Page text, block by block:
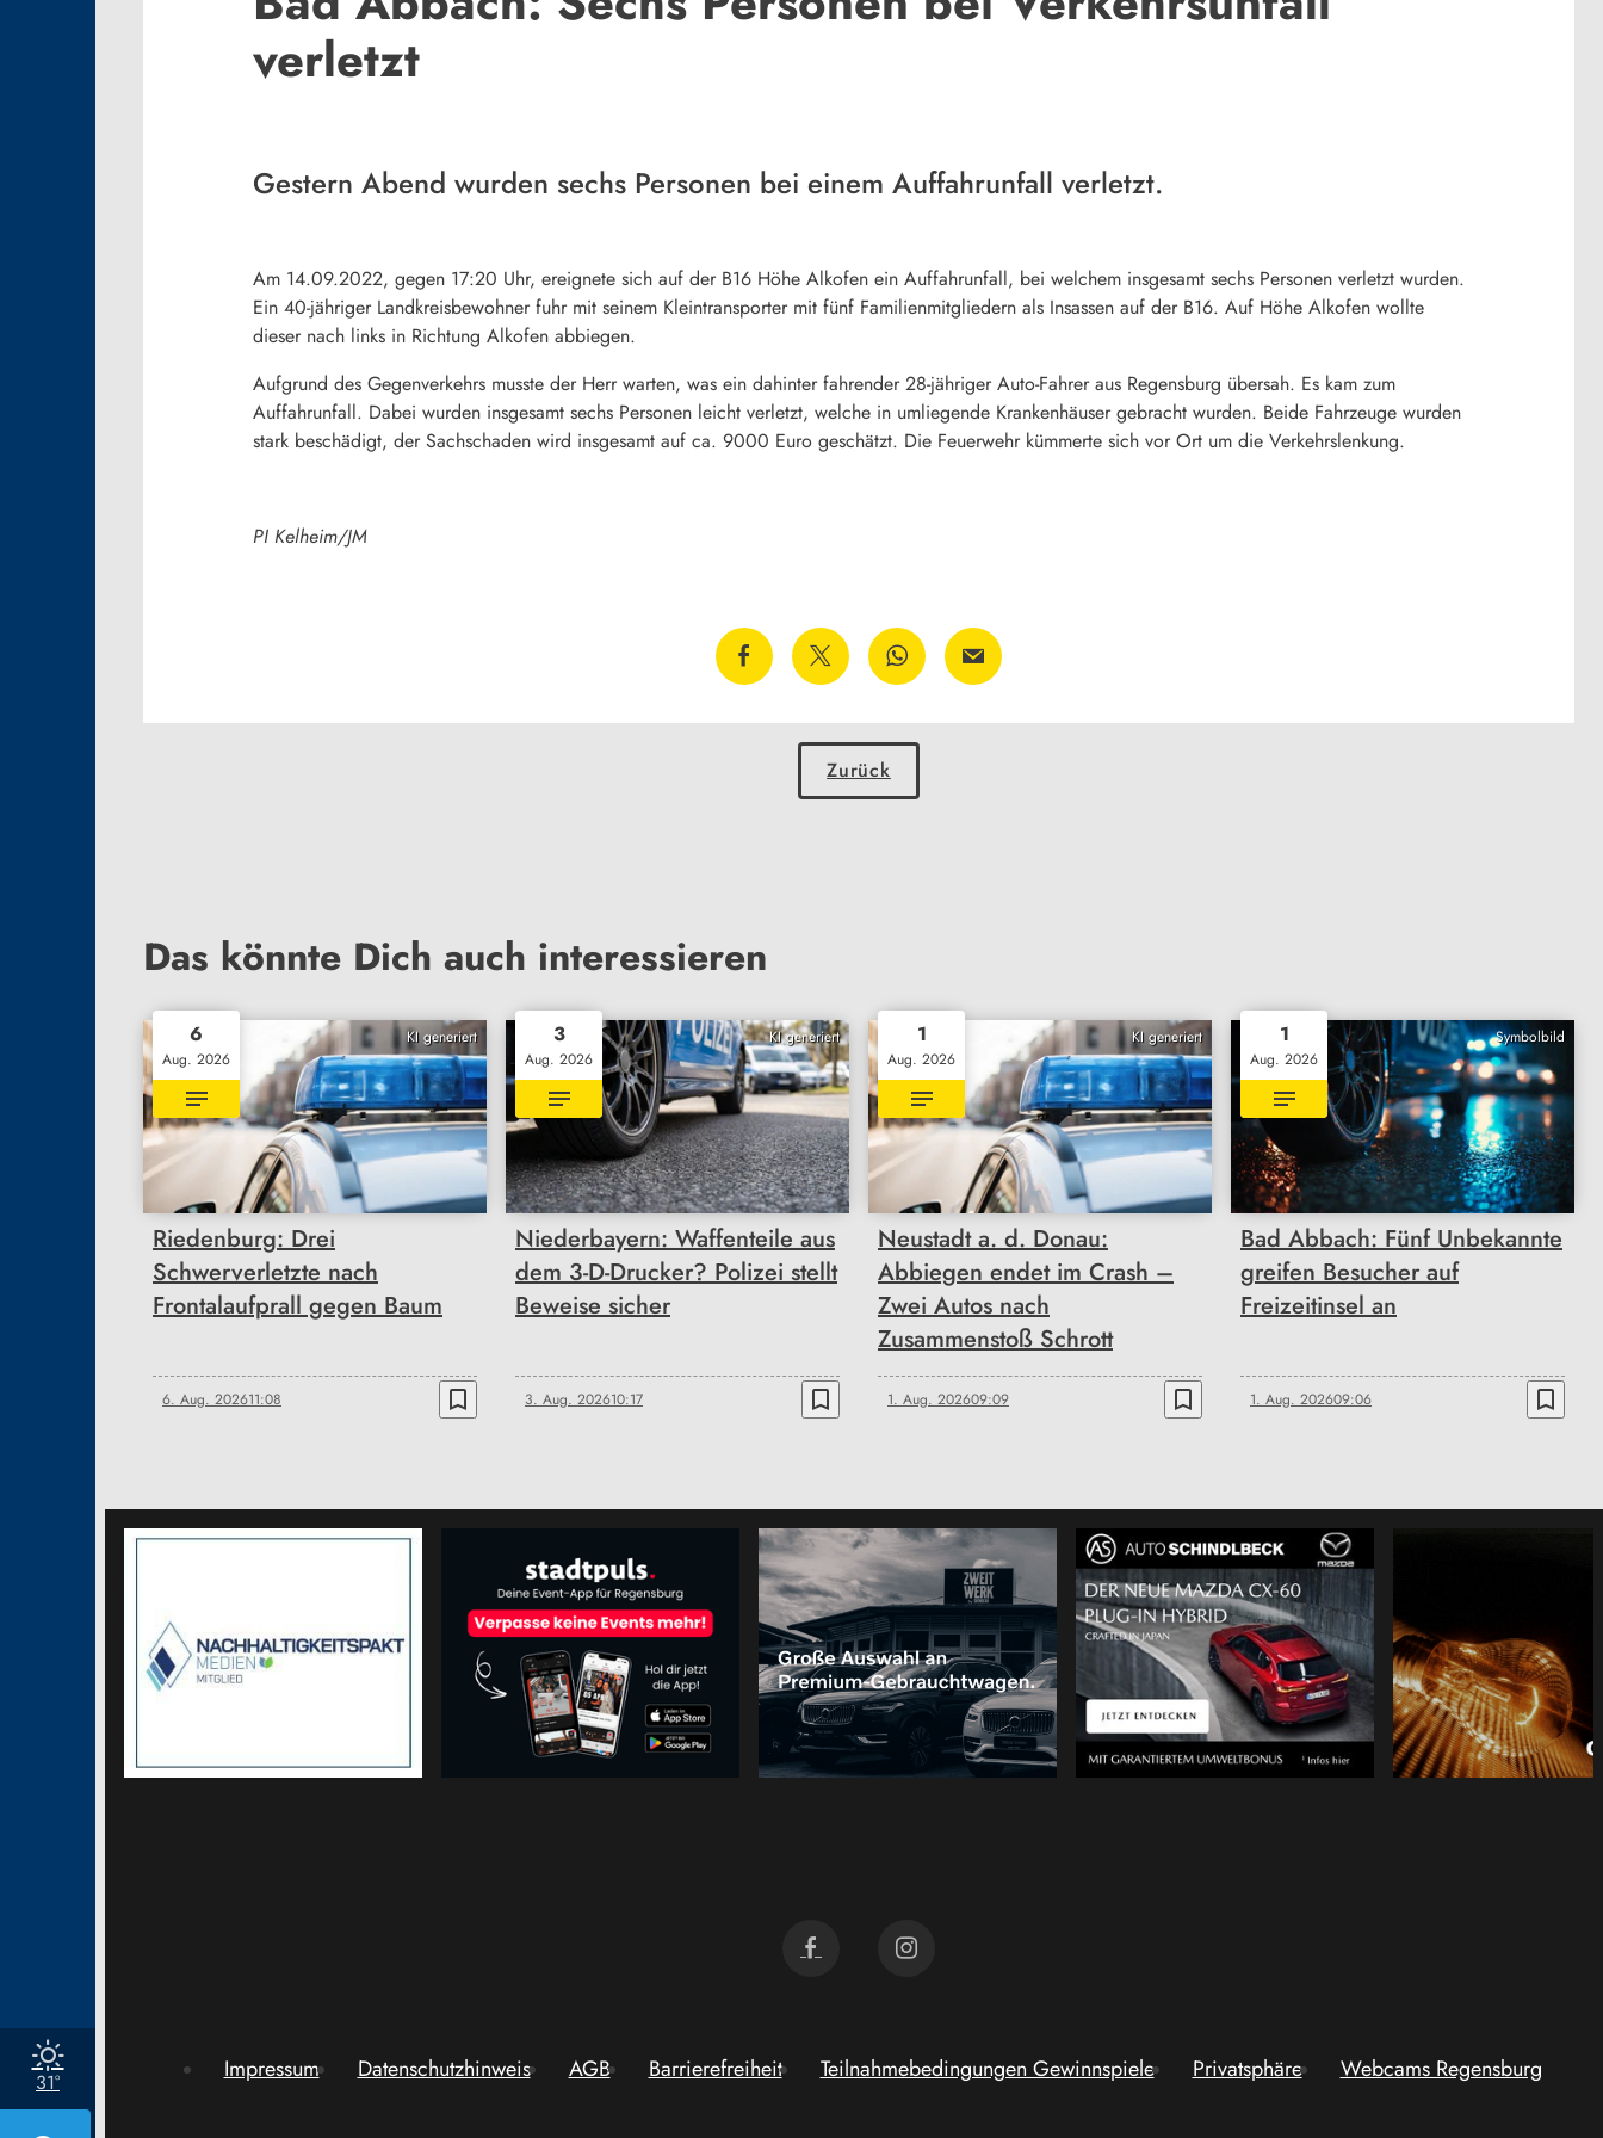
31°
verletzt
Gestern Abend wurden sechs Personen bei einem Auffahrunfall verletzt.
Am 14.09.2022, gegen 17:20 Uhr, ereignete sich auf der B16 Höhe Alkofen ein Auffahrunfall, bei welchem insgesamt sechs Personen verletzt wurden.
Ein 40-jähriger Landkreisbewohner fuhr mit seinem Kleintransporter mit fünf Familienmitgliedern als Insassen auf der B16. Auf Höhe Alkofen wollte
dieser nach links in Richtung Alkofen abbiegen.
Aufgrund des Gegenverkehrs musste der Herr warten, was ein dahinter fahrender 28-jähriger Auto-Fahrer aus Regensburg übersah. Es kam zum
Auffahrunfall. Dabei wurden insgesamt sechs Personen leicht verletzt, welche in umliegende Krankenhäuser gebracht wurden. Beide Fahrzeuge wurden
stark beschädigt, der Sachschaden wird insgesamt auf ca. 9000 Euro geschätzt. Die Feuerwehr kümmerte sich vor Ort um die Verkehrslenkung.
PI Kelheim/JM
Zurück
Das könnte Dich auch interessieren
KI generiert
6
Aug. 2026
Riedenburg: Drei
Schwerverletzte nach
Frontalaufprall gegen Baum
6. Aug. 202611:08 bookmark_border
KI generiert
3
Aug. 2026
Niederbayern: Waffenteile aus
dem 3-D-Drucker? Polizei stellt
Beweise sicher
3. Aug. 202610:17 bookmark_border
KI generiert
1
Aug. 2026
Neustadt a. d. Donau:
Abbiegen endet im Crash –
Zwei Autos nach
Zusammenstoß Schrott
1. Aug. 202609:09 bookmark_border
Symbolbild
1
Aug. 2026
Bad Abbach: Fünf Unbekannte
greifen Besucher auf
Freizeitinsel an
1. Aug. 202609:06 bookmark_border
Impressum Datenschutzhinweis AGB Barrierefreiheit Teilnahmebedingungen Gewinnspiele Privatsphäre Webcams Regensburg